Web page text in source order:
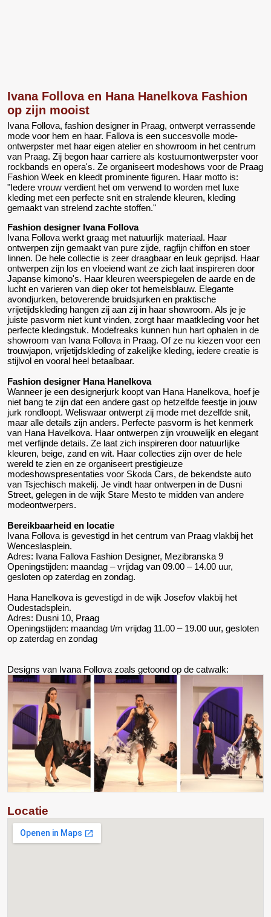
Ivana Follova en Hana Hanelkova Fashion
op zijn mooist
Ivana Follova, fashion designer in Praag, ontwerpt verrassende
mode voor hem en haar. Fallova is een succesvolle mode-
ontwerpster met haar eigen atelier en showroom in het centrum
van Praag. Zij begon haar carriere als kostuumontwerpster voor
rockbands en opera's. Ze organiseert modeshows voor de Praag
Fashion Week en kleedt prominente figuren. Haar motto is:
"Iedere vrouw verdient het om verwend to worden met luxe
kleding met een perfecte snit en stralende kleuren, kleding
gemaakt van strelend zachte stoffen."
Fashion designer Ivana Follova
Ivana Follova werkt graag met natuurlijk materiaal. Haar
ontwerpen zijn gemaakt van pure zijde, ragfijn chiffon en stoer
linnen. De hele collectie is zeer draagbaar en leuk geprijsd. Haar
ontwerpen zijn los en vloeiend want ze zich laat inspireren door
Japanse kimono's. Haar kleuren weerspiegelen de aarde en de
lucht en varieren van diep oker tot hemelsblauw. Elegante
avondjurken, betoverende bruidsjurken en praktische
vrijetijdskleding hangen zij aan zij in haar showroom. Als je je
juiste pasvorm niet kunt vinden, zorgt haar maatkleding voor het
perfecte kledingstuk. Modefreaks kunnen hun hart ophalen in de
showroom van Ivana Follova in Praag. Of ze nu kiezen voor een
trouwjapon, vrijetijdskleding of zakelijke kleding, iedere creatie is
stijlvol en vooral heel betaalbaar.
Fashion designer Hana Hanelkova
Wanneer je een designerjurk koopt van Hana Hanelkova, hoef je
niet bang te zijn dat een andere gast op hetzelfde feestje in jouw
jurk rondloopt. Weliswaar ontwerpt zij mode met dezelfde snit,
maar alle details zijn anders. Perfecte pasvorm is het kenmerk
van Hana Havelkova. Haar ontwerpen zijn vrouwelijk en elegant
met verfijnde details. Ze laat zich inspireren door natuurlijke
kleuren, beige, zand en wit. Haar collecties zijn over de hele
wereld te zien en ze organiseert prestigieuze
modeshowspresentaties voor Skoda Cars, de bekendste auto
van Tsjechisch makelij. Je vindt haar ontwerpen in de Dusni
Street, gelegen in de wijk Stare Mesto te midden van andere
modeontwerpers.
Bereikbaarheid en locatie
Ivana Follova is gevestigd in het centrum van Praag vlakbij het
Wenceslasplein.
Adres: Ivana Fallova Fashion Designer, Mezibranska 9
Openingstijden: maandag – vrijdag van 09.00 – 14.00 uur,
gesloten op zaterdag en zondag.
Hana Hanelkova is gevestigd in de wijk Josefov vlakbij het
Oudestadsplein.
Adres: Dusni 10, Praag
Openingstijden: maandag t/m vrijdag 11.00 – 19.00 uur, gesloten
op zaterdag en zondag
Designs van Ivana Follova zoals getoond op de catwalk:
Locatie